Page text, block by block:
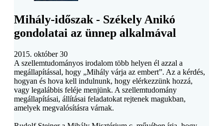
Mihály-időszak - Székely Anikó
gondolatai az ünnep alkalmával
2015. október 30
A szellemtudományos irodalom több helyen él azzal a
megállapítással, hogy „Mihály várja az embert”. Az a kérdés,
hogyan és hova kell indulnunk, hogy elérkezzünk hozzá,
vagy legalábbis feléje menjünk. A szellemtudomány
megállapításai, állításai feladatokat rejtenek magukban,
amelyek megvalósításra várnak.